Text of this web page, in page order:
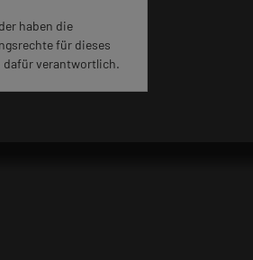
haben die
für dieses
dafür verantwortlich.